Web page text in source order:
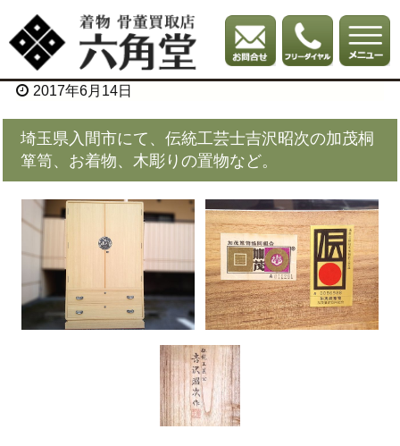
2017年6月14日
埼玉県入間市にて、伝統工芸士吉沢昭次の加茂桐
箪笥、お着物、木彫りの置物など。